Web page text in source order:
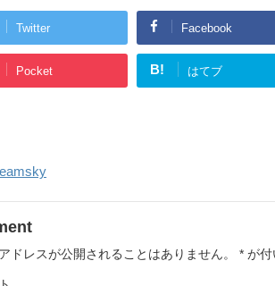
Twitter Facebook
Pocket B! はてブ
ドレスが公開されることはありません。 * が付